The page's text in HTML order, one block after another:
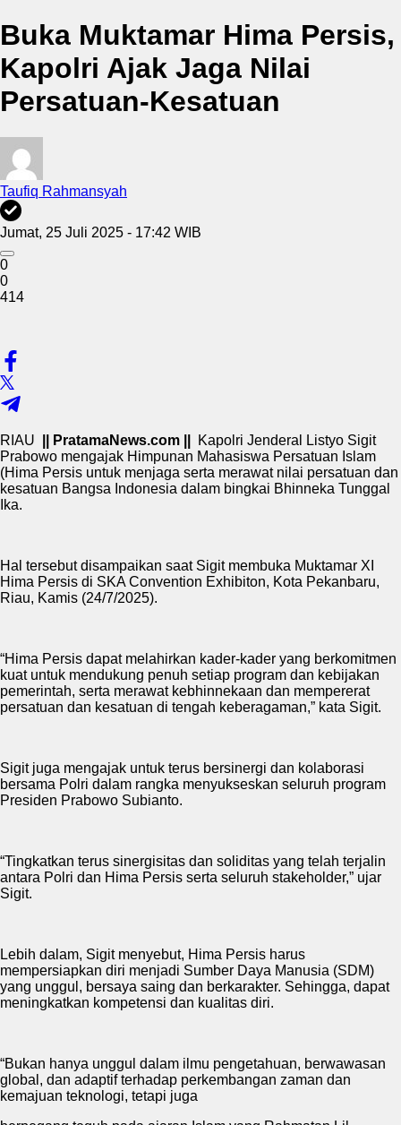
Buka Muktamar Hima Persis,
Kapolri Ajak Jaga Nilai
Persatuan-Kesatuan
Taufiq Rahmansyah
Jumat, 25 Juli 2025 - 17:42 WIB
0
0
414
RIAU || PratamaNews.com ||
Kapolri Jenderal Listyo Sigit
Prabowo mengajak Himpunan Mahasiswa Persatuan Islam
(Hima Persis untuk menjaga serta merawat nilai persatuan dan
kesatuan Bangsa Indonesia dalam bingkai Bhinneka Tunggal
Ika.
Hal tersebut disampaikan saat Sigit membuka Muktamar XI
Hima Persis di SKA Convention Exhibiton, Kota Pekanbaru,
Riau, Kamis (24/7/2025).
“Hima Persis dapat melahirkan kader-kader yang berkomitmen
kuat untuk mendukung penuh setiap program dan kebijakan
pemerintah, serta merawat kebhinnekaan dan mempererat
persatuan dan kesatuan di tengah keberagaman,” kata Sigit.
Sigit juga mengajak untuk terus bersinergi dan kolaborasi
bersama Polri dalam rangka menyukseskan seluruh program
Presiden Prabowo Subianto.
“Tingkatkan terus sinergisitas dan soliditas yang telah terjalin
antara Polri dan Hima Persis serta seluruh stakeholder,” ujar
Sigit.
Lebih dalam, Sigit menyebut, Hima Persis harus
mempersiapkan diri menjadi Sumber Daya Manusia (SDM)
yang unggul, bersaya saing dan berkarakter. Sehingga, dapat
meningkatkan kompetensi dan kualitas diri.
“Bukan hanya unggul dalam ilmu pengetahuan, berwawasan
global, dan adaptif terhadap perkembangan zaman dan
kemajuan teknologi, tetapi juga